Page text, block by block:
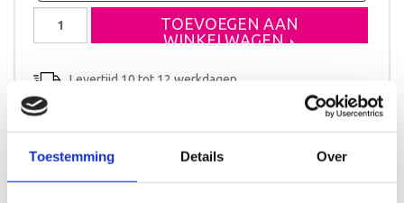
Toestemming Details Over
TOEVOEGEN AAN
WINKELWAGEN
Levertijd 10 tot 12 werkdagen